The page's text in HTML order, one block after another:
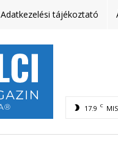
Adatkezelési tájékoztató
17.9 C